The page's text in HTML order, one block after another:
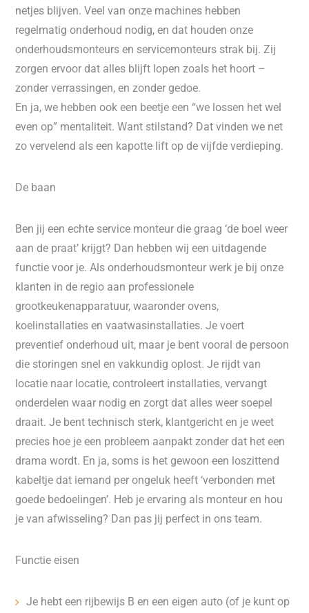
netjes blijven. Veel van onze machines hebben
regelmatig onderhoud nodig, en dat houden onze
onderhoudsmonteurs en servicemonteurs strak bij. Zij
zorgen ervoor dat alles blijft lopen zoals het hoort –
zonder verrassingen, en zonder gedoe.
En ja, we hebben ook een beetje een “we lossen het wel
even op” mentaliteit. Want stilstand? Dat vinden we net
zo vervelend als een kapotte lift op de vijfde verdieping.
De baan
Ben jij een echte service monteur die graag ‘de boel weer
aan de praat’ krijgt? Dan hebben wij een uitdagende
functie voor je. Als onderhoudsmonteur werk je bij onze
klanten in de regio aan professionele
grootkeukenapparatuur, waaronder ovens,
koelinstallaties en vaatwasinstallaties. Je voert
preventief onderhoud uit, maar je bent vooral de persoon
die storingen snel en vakkundig oplost. Je rijdt van
locatie naar locatie, controleert installaties, vervangt
onderdelen waar nodig en zorgt dat alles weer soepel
draait. Je bent technisch sterk, klantgericht en je weet
precies hoe je een probleem aanpakt zonder dat het een
drama wordt. En ja, soms is het gewoon een loszittend
kabeltje dat iemand per ongeluk heeft ‘verbonden met
goede bedoelingen’. Heb je ervaring als monteur en hou
je van afwisseling? Dan pas jij perfect in ons team.
Functie eisen
Je hebt een rijbewijs B en een eigen auto (of je kunt op